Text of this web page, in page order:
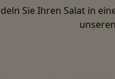
Sie Ihren Salat in